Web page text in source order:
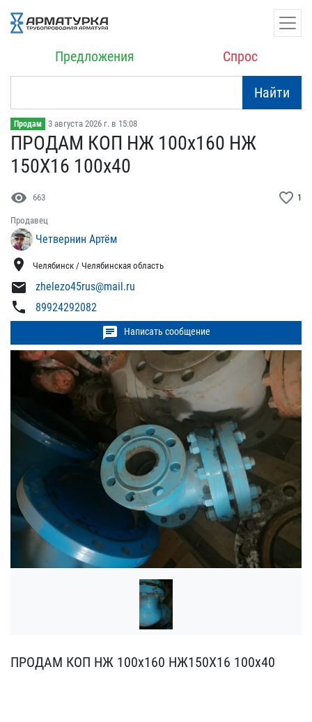
Предложения Спрос
Найти
Продам 3 августа 2026 г. в 15:08
ПРОДАМ КОП НЖ 100х160 Н​Ж
150Х16 100х40
visibility 663 favorite_border 1
Продавец
Четвернин Артём
location_on Челябинск / Челябинская область
mail zhelezo45rus@mail.ru
phone 89924292082
chat Написать сообщение
ПРОДАМ КОП НЖ 100х160 Н​Ж150Х16 100х40